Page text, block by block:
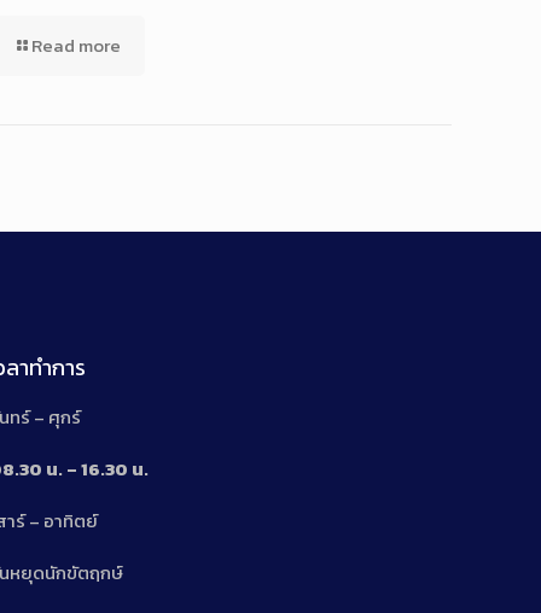
Read more
ลาทำการ
ทร์ – ศุกร์
น. – 16.30 น.
าร์ – อาทิตย์
หยุดนักขัตฤกษ์